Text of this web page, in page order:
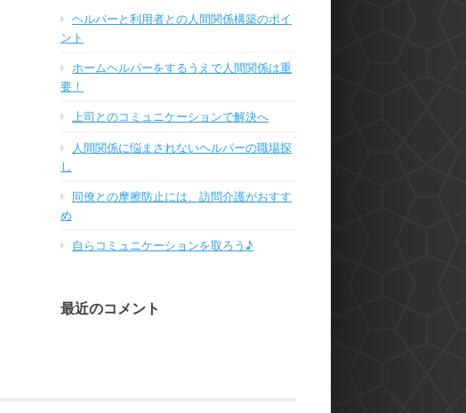
ヘルパーと利用者との人間関係構築のポイ
ント
ホームヘルパーをするうえで人間関係は重
要！
上司とのコミュニケーションで解決へ
人間関係に悩まされないヘルパーの職場探
し
同僚との摩擦防止には、訪問介護がおすす
め
自らコミュニケーションを取ろう♪
最近のコメント